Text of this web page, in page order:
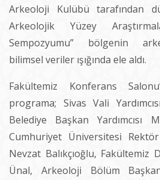
Arkeoloji Kulübü tarafından
Arkeolojik Yüzey
Sempozyumu” bölgenin
bilimsel veriler ışığında ele aldı.
Fakültemiz Konferans
programa; Sivas Vali
Belediye Başkan Yardımcısı
Cumhuriyet Üniversitesi
Nevzat Balıkçıoğlu, Fakültemiz
Ünal, Arkeoloji Bölüm